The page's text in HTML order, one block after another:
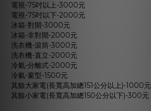
電視-75吋以上-3000元
電視-75吋以下-2000元
冰箱-對開-3000元
冰箱-非對開-2000元
洗衣機-滾筒-3000元
洗衣機-直立-2000元
冷氣-分離式-2000元
冷氣-窗型-1500元
其餘大家電(長寬高加總151公分以上)-1000元
其餘小家電(長寬高加總150公分以下)-300元